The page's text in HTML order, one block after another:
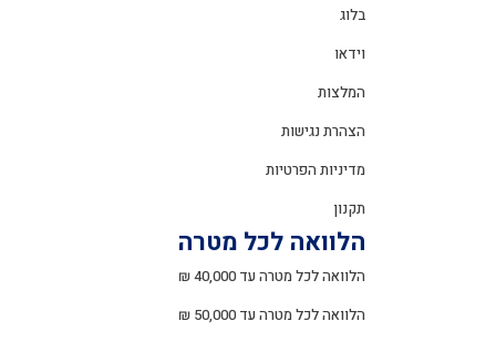
בלוג
וידאו
המלצות
הצהרת נגישות
מדיניות הפרטיות
תקנון
הלוואה לכל מטרה
הלוואה לכל מטרה עד 40,000 ₪
הלוואה לכל מטרה עד 50,000 ₪